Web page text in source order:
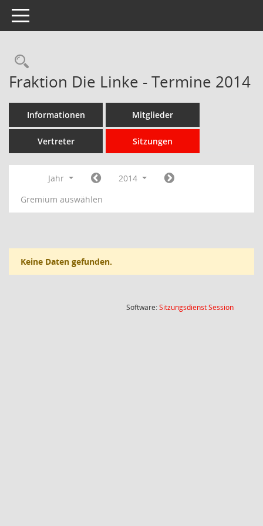
Toggle navigation
Rechercheauswahl
Fraktion Die Linke - Termine 2014
Informationen Mitglieder
Vertreter Sitzungen
Jahr
2014
Gremium auswählen
Keine Daten gefunden.
Software:SitzungsdienstSession(Wird in